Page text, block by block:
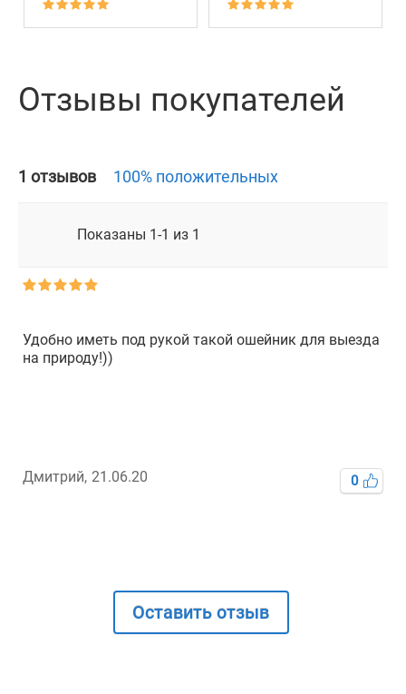
Отзывы покупателей
1 отзывов 100% положительных
Показаны 1-1 из 1
Удобно иметь под рукой такой ошейник для выезда
на природу!))
Дмитрий, 21.06.20 0
Оставить отзыв